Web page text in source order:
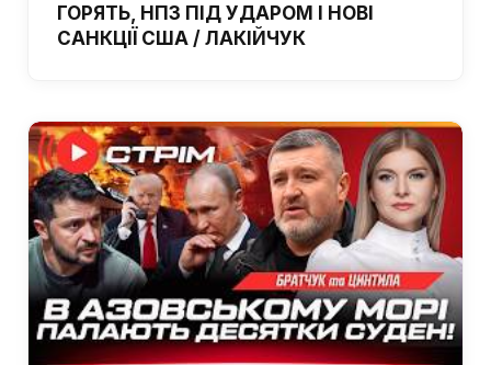
ГОРЯТЬ, НПЗ ПІД УДАРОМ І НОВІ
САНКЦІЇ США / ЛАКІЙЧУК